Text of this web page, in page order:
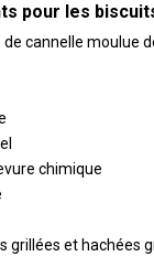
pour les
de cannelle moulue
chimique
grillées et hachées